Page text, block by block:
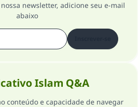
newsletter, adicione seu e-mail
abaixo
Islam Q&A
conteúdo e capacidade de navegar